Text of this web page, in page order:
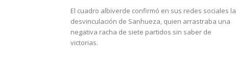
El cuadro albiverde confirmó en sus redes sociales la
desvinculación de Sanhueza, quien arrastraba una
negativa racha de siete partidos sin saber de
victorias.